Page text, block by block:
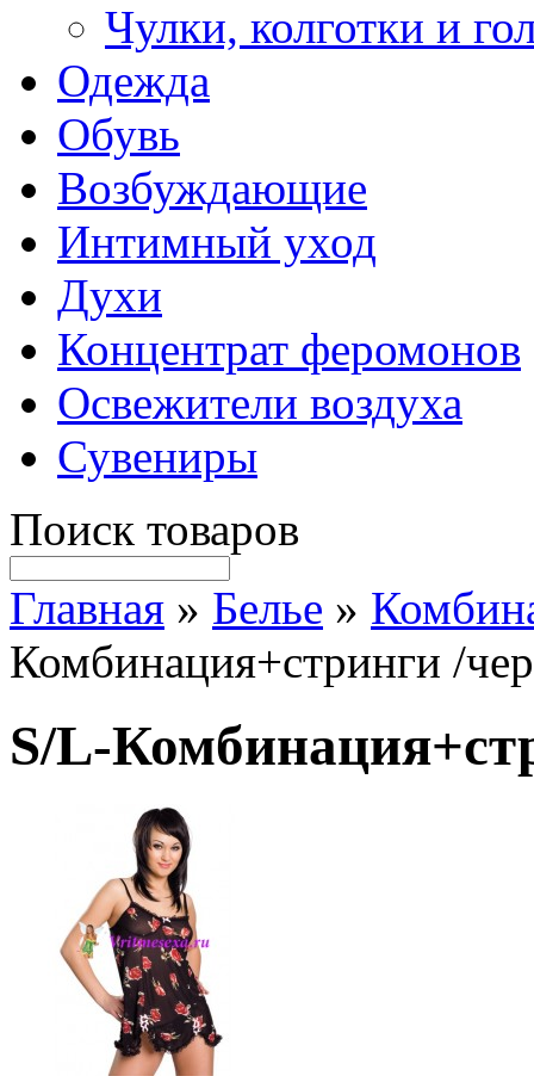
Чулки, колготки и
Одежда
Обувь
Возбуждающие
Интимный уход
Духи
Концентрат феромонов
Освежители воздуха
Сувениры
Поиск товаров
Главная » Белье »
Комбинация+стринги /
S/L-